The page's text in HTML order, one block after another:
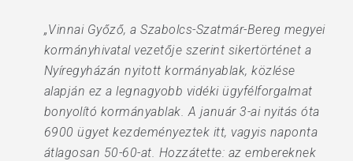
„Vinnai Győző, a Szabolcs-Szatmár-Bereg megyei
kormányhivatal vezetője szerint sikertörténet a
Nyíregyházán nyitott kormányablak, közlése
alapján ez a legnagyobb vidéki ügyfélforgalmat
bonyolító kormányablak. A január 3-ai nyitás óta
6900 ügyet kezdeményeztek itt, vagyis naponta
átlagosan 50-60-at. Hozzátette: az embereknek